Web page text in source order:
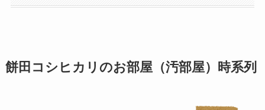
餅田コシヒカリのお部屋（汚部屋）時系列